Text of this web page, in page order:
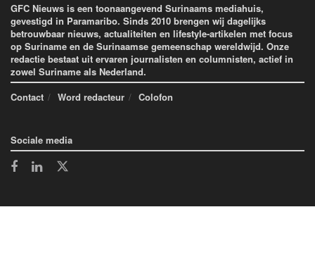
GFC Nieuws is een toonaangevend Surinaams mediahuis,
gevestigd in Paramaribo. Sinds 2010 brengen wij dagelijks
betrouwbaar nieuws, actualiteiten en lifestyle-artikelen met focus
op Suriname en de Surinaamse gemeenschap wereldwijd. Onze
redactie bestaat uit ervaren journalisten en columnisten, actief in
zowel Suriname als Nederland.
Contact
Word redacteur Colofon
Sociale media